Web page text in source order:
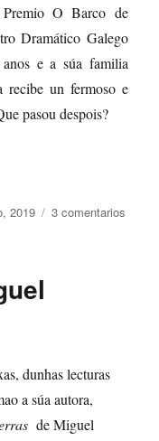
Premio O Barco de
Dramático Galego
e a súa familia
recibe un fermoso e
pasou despois?
2019 3 comentarios
dunhas lecturas
a súa autora,
de Miguel